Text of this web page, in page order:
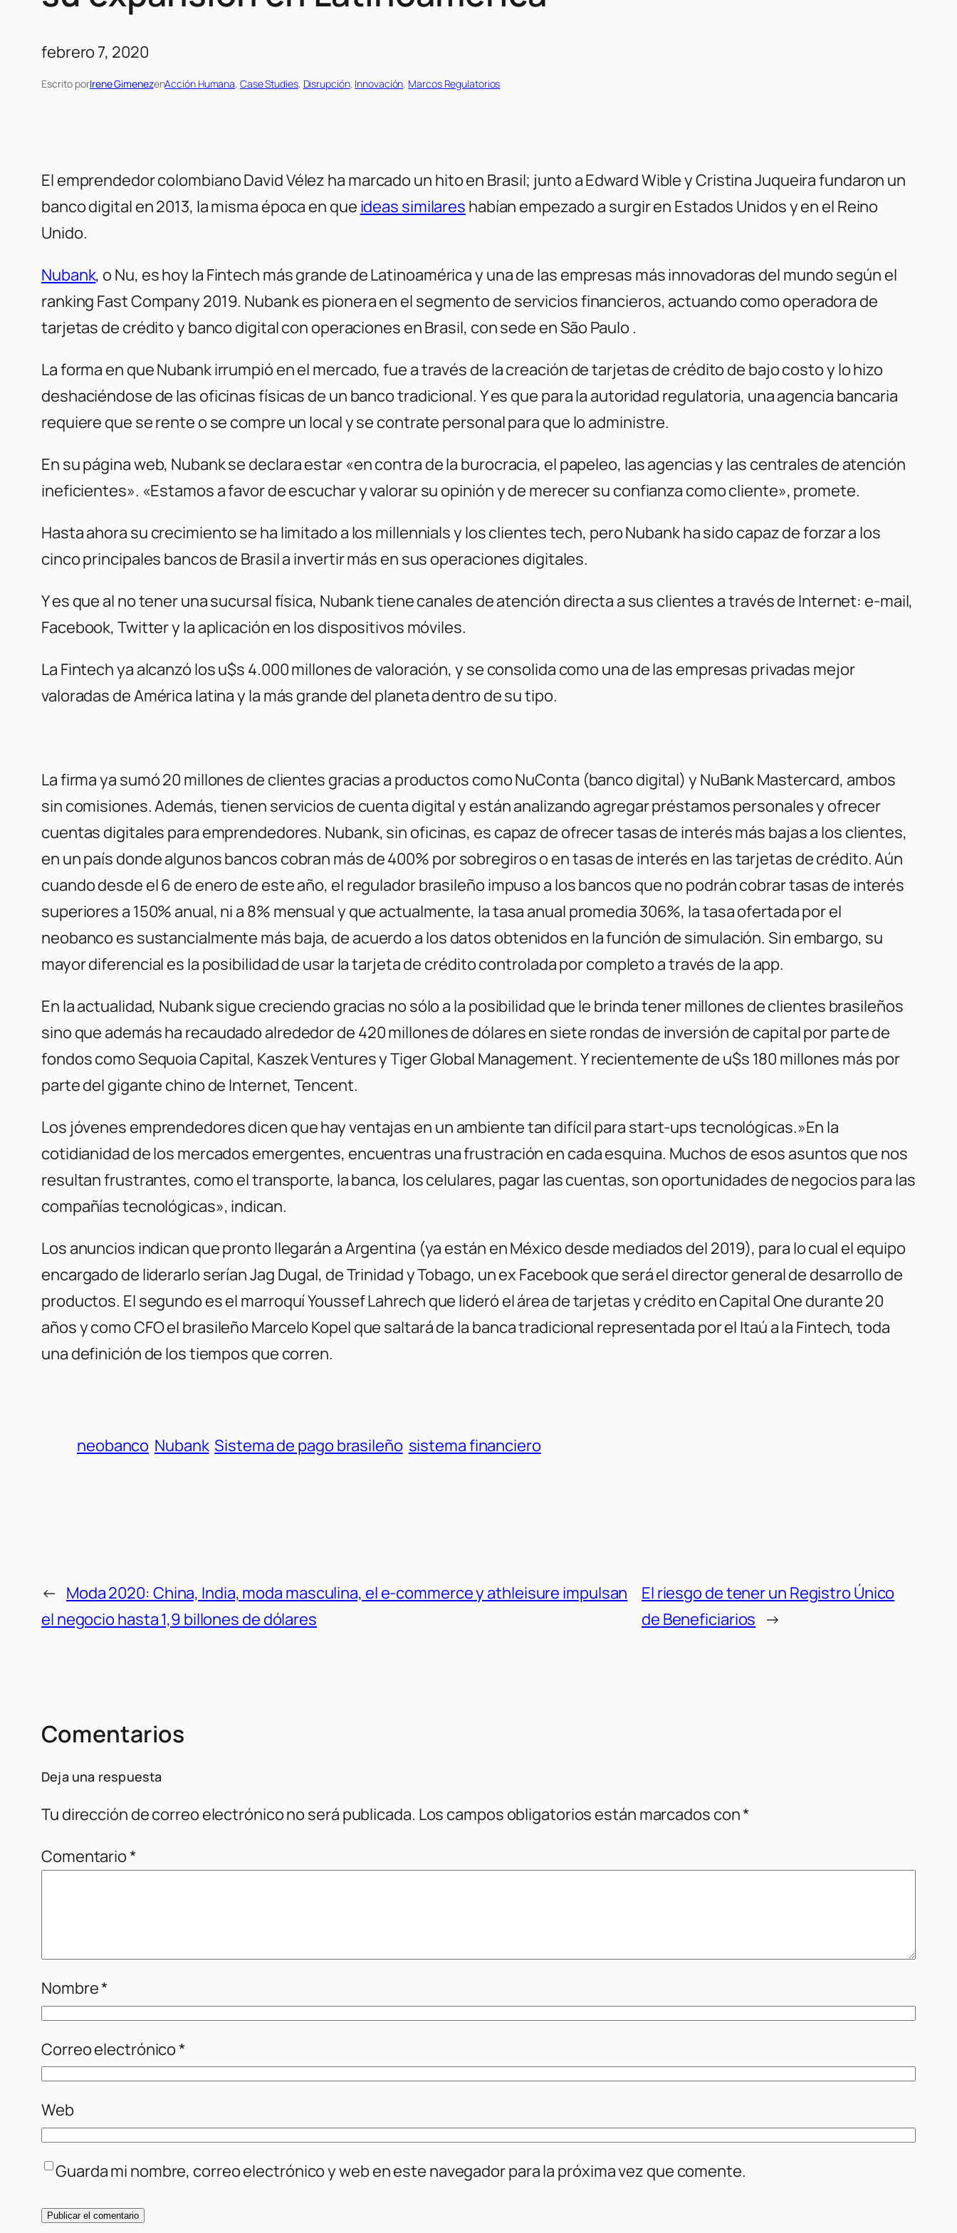
febrero 7, 2020
Escrito porIrene GimenezenAcción Humana, Case Studies, Disrupción, Innovación, Marcos Regulatorios
El emprendedor colombiano David Vélez ha marcado un hito en Brasil; junto a Edward Wible y Cristina Juqueira fundaron un
banco digital en 2013, la misma época en que ideas similares habían empezado a surgir en Estados Unidos y en el Reino
Unido.
Nubank, o Nu, es hoy la Fintech más grande de Latinoamérica y una de las empresas más innovadoras del mundo según el
ranking Fast Company 2019. Nubank es pionera en el segmento de servicios financieros, actuando como operadora de
tarjetas de crédito y banco digital con operaciones en Brasil, con sede en São Paulo .
La forma en que Nubank irrumpió en el mercado, fue a través de la creación de tarjetas de crédito de bajo costo y lo hizo
deshaciéndose de las oficinas físicas de un banco tradicional. Y es que para la autoridad regulatoria, una agencia bancaria
requiere que se rente o se compre un local y se contrate personal para que lo administre.
En su página web, Nubank se declara estar «en contra de la burocracia, el papeleo, las agencias y las centrales de atención
ineficientes». «Estamos a favor de escuchar y valorar su opinión y de merecer su confianza como cliente», promete.
Hasta ahora su crecimiento se ha limitado a los millennials y los clientes tech, pero Nubank ha sido capaz de forzar a los
cinco principales bancos de Brasil a invertir más en sus operaciones digitales.
Y es que al no tener una sucursal física, Nubank tiene canales de atención directa a sus clientes a través de Internet: e-mail,
Facebook, Twitter y la aplicación en los dispositivos móviles.
La Fintech ya alcanzó los u$s 4.000 millones de valoración, y se consolida como una de las empresas privadas mejor
valoradas de América latina y la más grande del planeta dentro de su tipo.
La firma ya sumó 20 millones de clientes gracias a productos como NuConta (banco digital) y NuBank Mastercard, ambos
sin comisiones. Además, tienen servicios de cuenta digital y están analizando agregar préstamos personales y ofrecer
cuentas digitales para emprendedores. Nubank, sin oficinas, es capaz de ofrecer tasas de interés más bajas a los clientes,
en un país donde algunos bancos cobran más de 400% por sobregiros o en tasas de interés en las tarjetas de crédito. Aún
cuando desde el 6 de enero de este año, el regulador brasileño impuso a los bancos que no podrán cobrar tasas de interés
superiores a 150% anual, ni a 8% mensual y que actualmente, la tasa anual promedia 306%, la tasa ofertada por el
neobanco es sustancialmente más baja, de acuerdo a los datos obtenidos en la función de simulación. Sin embargo, su
mayor diferencial es la posibilidad de usar la tarjeta de crédito controlada por completo a través de la app.
En la actualidad, Nubank sigue creciendo gracias no sólo a la posibilidad que le brinda tener millones de clientes brasileños
sino que además ha recaudado alrededor de 420 millones de dólares en siete rondas de inversión de capital por parte de
fondos como Sequoia Capital, Kaszek Ventures y Tiger Global Management. Y recientemente de u$s 180 millones más por
parte del gigante chino de Internet, Tencent.
Los jóvenes emprendedores dicen que hay ventajas en un ambiente tan difícil para start-ups tecnológicas.»En la
cotidianidad de los mercados emergentes, encuentras una frustración en cada esquina. Muchos de esos asuntos que nos
resultan frustrantes, como el transporte, la banca, los celulares, pagar las cuentas, son oportunidades de negocios para las
compañías tecnológicas», indican.
Los anuncios indican que pronto llegarán a Argentina (ya están en México desde mediados del 2019), para lo cual el equipo
encargado de liderarlo serían Jag Dugal, de Trinidad y Tobago, un ex Facebook que será el director general de desarrollo de
productos. El segundo es el marroquí Youssef Lahrech que lideró el área de tarjetas y crédito en Capital One durante 20
años y como CFO el brasileño Marcelo Kopel que saltará de la banca tradicional representada por el Itaú a la Fintech, toda
una definición de los tiempos que corren.
neobanco Nubank Sistema de pago brasileño sistema financiero
← Moda 2020: China, India, moda masculina, el e-commerce y athleisure impulsan
el negocio hasta 1,9 billones de dólares
El riesgo de tener un Registro Único
de Beneficiarios →
Comentarios
Deja una respuesta
Tu dirección de correo electrónico no será publicada. Los campos obligatorios están marcados con*
Comentario*
Nombre*
Correo electrónico*
Web
Guarda mi nombre, correo electrónico y web en este navegador para la próxima vez que comente.